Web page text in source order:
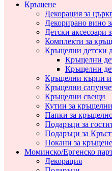
Кръщене
Декорация за
Декорирано вино
Детски аксесоари
Комплекти за
Кръщелни детски
Кръщелни
Кръщелни
Кръщелни кърпи и
Кръщелни
Кръщелни свещи
Кутии за
Папки за
Подаръци за
Подаръци за
Покани за кръщене
Моминско/Ергенско
Декорация